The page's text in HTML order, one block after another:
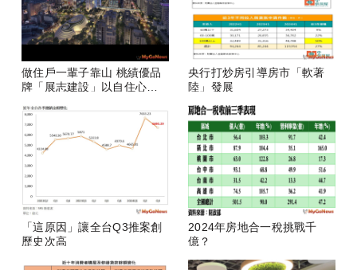
做住戶一輩子靠山 桃績優品
牌「展志建設」以自住心蓋
央行打炒房引導房市「軟著
陸」發展
「這原因」讓全台Q3推案創
歷史次高
2024年房地合一稅挑戰千
億？